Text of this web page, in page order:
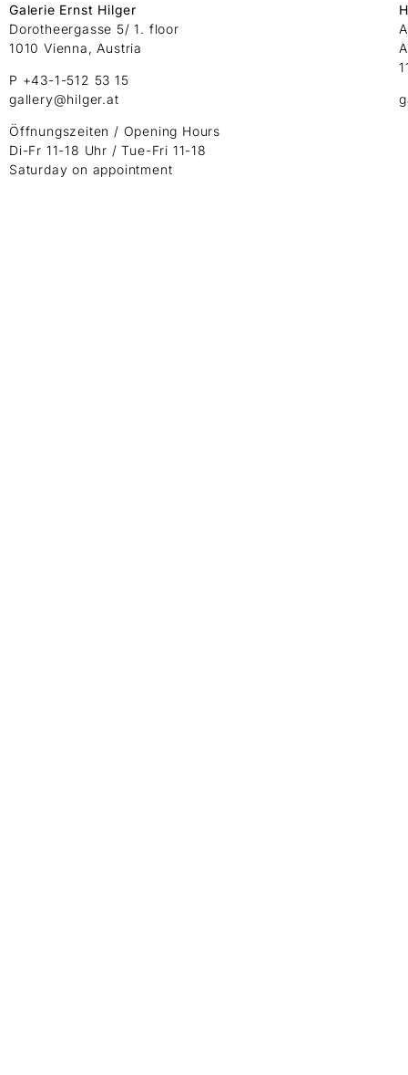
Galerie Ernst Hilger
Dorotheergasse 5/ 1. floor
1010 Vienna, Austria
P +43-1-512 53 15
gallery@hilger.at
Öffnungszeiten / Opening Hours
Di-Fr 11-18 Uhr / Tue-Fri 11-18
Saturday on appointment